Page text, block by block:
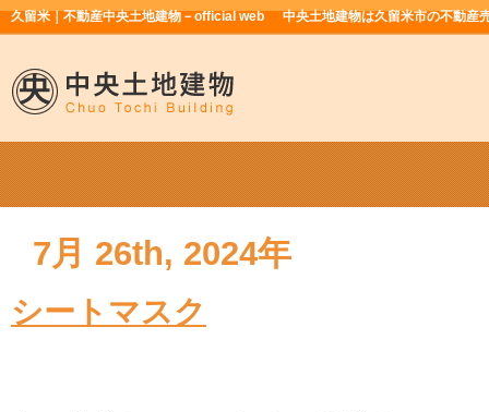
久留米｜不動産中央土地建物－official web 中央土地建物は久留米市の不動産
7月 26th, 2024年
シートマスク